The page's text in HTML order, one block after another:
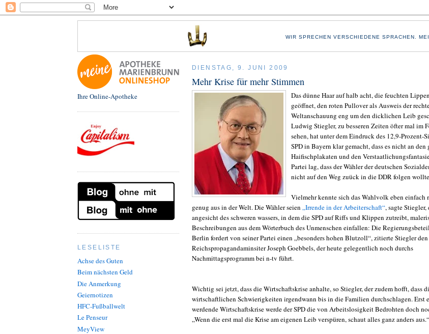
WIR SPRECHEN VERSCHIEDENE SPRACHEN.
Ihre Online-Apotheke
LESELISTE
Achse des Guten
Beim nächsten Geld
Die Anmerkung
Geiernotizen
HFC-Fußballwelt
Le Penseur
MeyView
DIENSTAG, 9. JUNI 2009
Mehr Krise für mehr Stimmen
Das dünne Haar auf halb acht, die feuchten
geöffnet, den roten Pullover als Ausweis der
Weltanschauung eng um den dicklichen Leib
Ludwig Stiegler, zu besseren Zeiten öfter mal im
sehen, hat unter dem Eindruck des 12,9-Prozent-
SPD in Bayern klar gemacht, dass es nicht an den
Haifischplakaten und den
Partei lag, dass der Wähler der deutschen
nicht auf den Weg zuück in die DDR folgen
Vielmehr kennte sich das Wahlvolk eben einfach
genug aus in der Welt. Die Wähler seien „Irrende in der Arbeiterschaft“, sagte Stiegler,
angesicht des schweren wassers, in dem die SPD auf Riffs und Klippen zutreibt,
Beschreibungen aus dem Wörterbuch des Unmenschen einfallen: Die
Berlin fordert von seiner Partei einen „besonders hohen Blutzoll“, zitierte Stiegler
Reichspropagandaminsiter Joseph Goebbels, der heute gelegentlich noch durchs
Nachmittagsprogramm bei n-tv führt.
Wichtig sei jetzt, dass die Wirtschaftskrise anhalte, so Stiegler, der zudem hofft, dass
wirtschaftlichen Schwierigkeiten irgendwann bis in die Familien durchschlagen. Erst
werdende Wirtschaftskrise werde der SPD die von Arbeitslosigkeit Bedrohten doch
„Wenn die erst mal die Krise am eigenen Leib verspüren, schaut alles ganz anders aus.“